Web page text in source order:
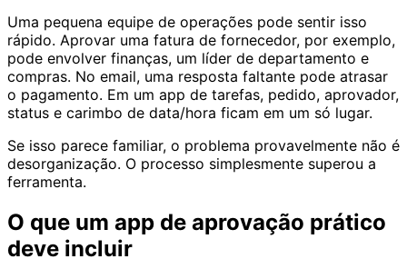
Uma pequena equipe de operações pode sentir isso
rápido. Aprovar uma fatura de fornecedor, por exemplo,
pode envolver finanças, um líder de departamento e
compras. No email, uma resposta faltante pode atrasar
o pagamento. Em um app de tarefas, pedido, aprovador,
status e carimbo de data/hora ficam em um só lugar.
Se isso parece familiar, o problema provavelmente não é
desorganização. O processo simplesmente superou a
ferramenta.
O que um app de aprovação prático
deve incluir